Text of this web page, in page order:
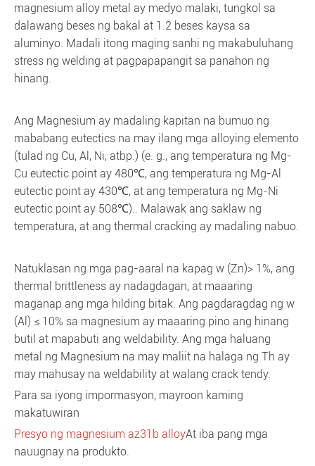
magnesium alloy metal ay medyo malaki, tungkol sa
dalawang beses ng bakal at 1.2 beses kaysa sa
aluminyo. Madali itong maging sanhi ng makabuluhang
stress ng welding at pagpapapangit sa panahon ng
hinang.
Ang Magnesium ay madaling kapitan na bumuo ng
mababang eutectics na may ilang mga alloying elemento
(tulad ng Cu, Al, Ni, atbp.) (e. g., ang temperatura ng Mg-
Cu eutectic point ay 480℃, ang temperatura ng Mg-Al
eutectic point ay 430℃, at ang temperatura ng Mg-Ni
eutectic point ay 508℃).. Malawak ang saklaw ng
temperatura, at ang thermal cracking ay madaling nabuo.
Natuklasan ng mga pag-aaral na kapag w (Zn)> 1%, ang
thermal brittleness ay nadagdagan, at maaaring
maganap ang mga hilding bitak. Ang pagdaragdag ng w
(Al) ≤ 10% sa magnesium ay maaaring pino ang hinang
butil at mapabuti ang weldability. Ang mga haluang
metal ng Magnesium na may maliit na halaga ng Th ay
may mahusay na weldability at walang crack tendy.
Para sa iyong impormasyon, mayroon kaming
makatuwiran
Presyo ng magnesium az31b alloyAt iba pang mga
nauugnay na produkto.